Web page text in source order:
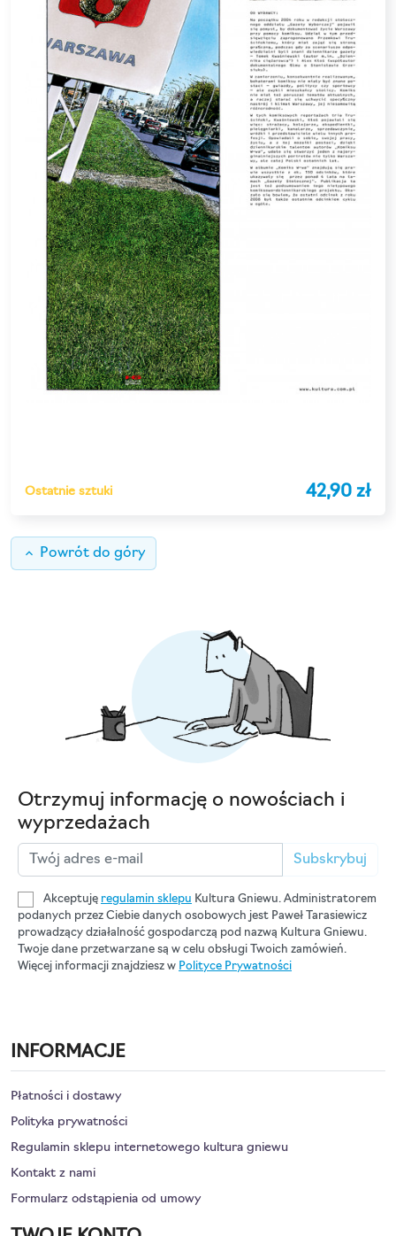
Ostatnie sztuki 42,90 zł
keyboard_arrow_up Powrót do góry
Otrzymuj informację o nowościach i
wyprzedażach
Subskrybuj
Akceptuję regulamin sklepu Kultura Gniewu. Administratorem
podanych przez Ciebie danych osobowych jest Paweł Tarasiewicz
prowadzący działalność gospodarczą pod nazwą Kultura Gniewu.
Twoje dane przetwarzane są w celu obsługi Twoich zamówień.
Więcej informacji znajdziesz w Polityce Prywatności
INFORMACJE
Płatności i dostawy
Polityka prywatności
Regulamin sklepu internetowego kultura gniewu
Kontakt z nami
Formularz odstąpienia od umowy